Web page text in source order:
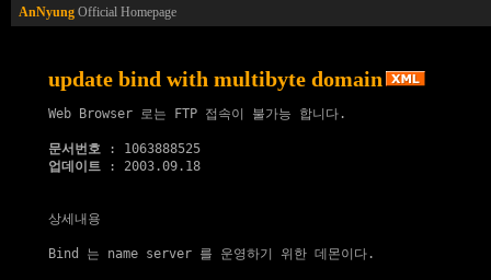
AnNyung Official Homepage
update bind with multibyte domain
Web Browser 로는 FTP 접속이 불가능 합니다.
문서번호
업데이트 : 2003.09.18
상세내용
Bind 는 name server 를 운영하기 위한 데몬이다.